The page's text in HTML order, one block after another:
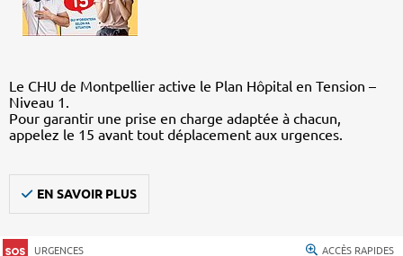
Le CHU de Montpellier active le Plan Hôpital en Tension –
Niveau 1.
Pour garantir une prise en charge adaptée à chacun,
appelez le 15 avant tout déplacement aux urgences.
EN SAVOIR PLUS
URGENCES ACCÈS RAPIDES